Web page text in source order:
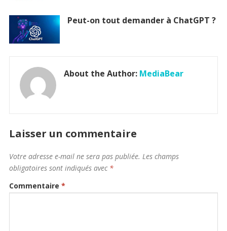
Peut-on tout demander à ChatGPT ?
About the Author: MediaBear
Laisser un commentaire
Votre adresse e-mail ne sera pas publiée. Les champs
obligatoires sont indiqués avec *
Commentaire *